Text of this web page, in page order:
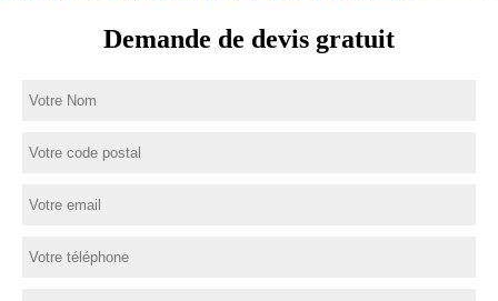
Demande de devis gratuit